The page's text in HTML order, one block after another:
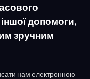
допомоги,
зручним
нам електронною